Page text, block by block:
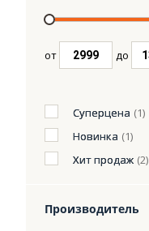
от до
Суперцена (1)
Новинка (1)
Хит продаж (2)
Производитель